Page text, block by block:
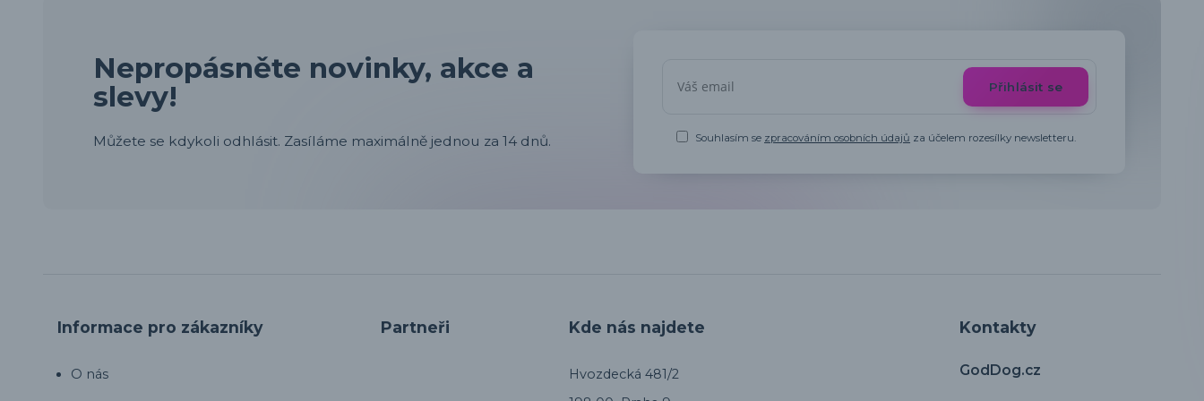
Nepropásněte novinky, akce a
slevy!
Můžete se kdykoli odhlásit. Zasíláme maximálně jednou za 14 dnů.
Přihlásit se
Souhlasím se zpracováním osobních údajů za účelem rozesílky newsletteru.
Informace pro zákazníky
O nás
Partneři Kde nás najdete
Hvozdecká 481/2
Kontakty
GodDog.cz